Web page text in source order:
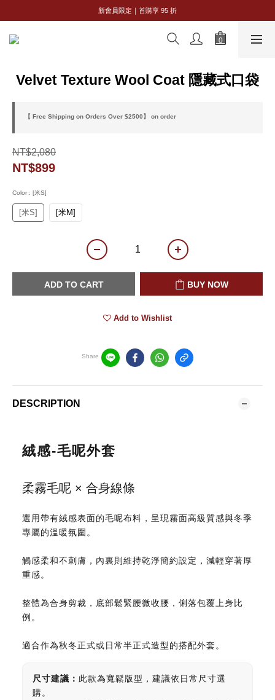
8/8 父親節限定｜全館 2 件 95 折・3 件 88 折
新會員限定｜首購享 95 折
8/8 父親節限定｜全館 2 件 95 折・3 件 88 折
Velvet Texture Wool Coat 隱藏式口袋
【 Free Shipping on Orders Over $2500】 on order
NT$2,080
NT$899
Color : [米S]
[米S] [米M]
ADD TO CART BUY NOW
Add to Wishlist
Share
DESCRIPTION
絨感-毛呢外套
柔霧毛呢 × 合身線條
選用帶有絨感表面的毛呢布料，呈現霧面高級質感與冬季
專屬的溫暖氛圍。
觸感柔和不刺膚，內裏則維持乾淨簡約設定，減輕穿著厚
重感。
整體為合身剪裁，底部鬆緊腰微收腰，俐落包覆上身比
例。
適合作為秋冬正式或日常半正式造型的搭配外套。
尺寸建議： 此款為寬鬆版型， 建議依日常尺寸選
購。